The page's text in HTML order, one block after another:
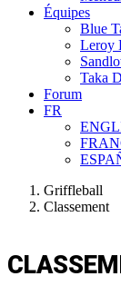
Équipes
Blue
Leroy
Taka
Forum
FR
Griffleball
Classement